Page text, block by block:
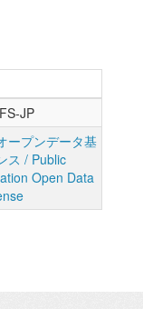
JP
ープンデータ基
ス / Public
Open Data